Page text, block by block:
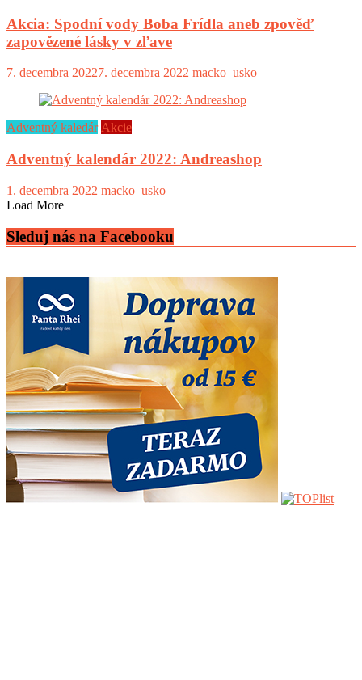
Akcia: Spodní vody Boba Frídla aneb zpověď
zapovězené lásky v zľave
7. decembra 20227. decembra 2022 macko_usko
Adventný kaledár Akcie
Adventný kalendár 2022: Andreashop
1. decembra 2022 macko_usko
Load More
Sleduj nás na Facebooku